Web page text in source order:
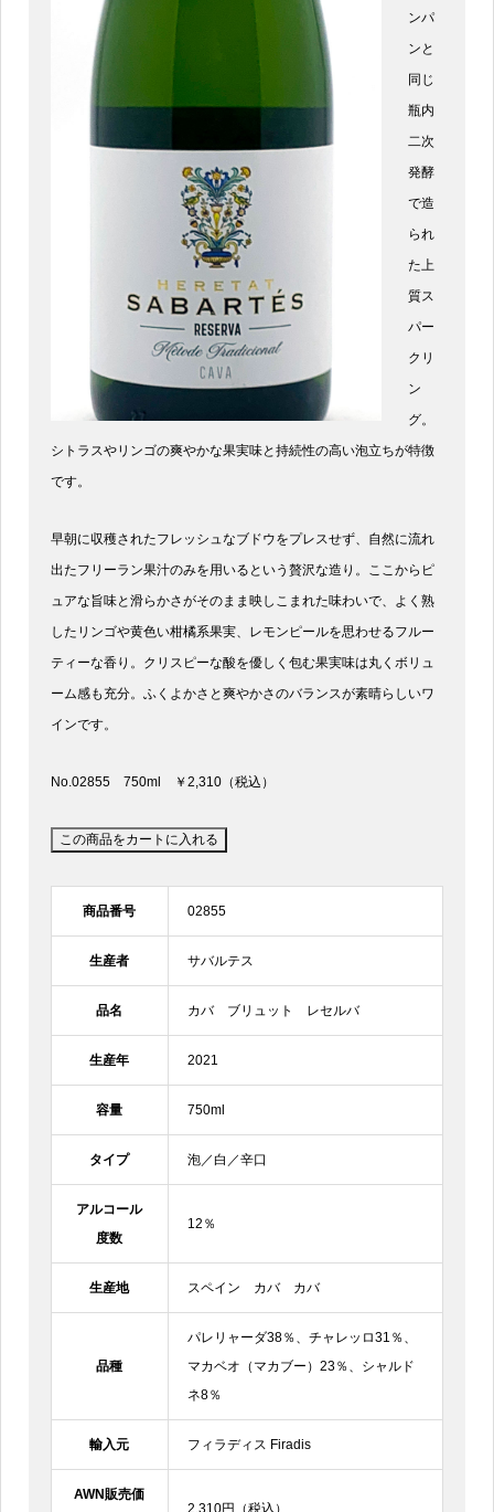
ンパ
ンと
同じ
瓶内
二次
発酵
で造
られ
た上
質ス
パー
クリ
ン
グ。
シトラスやリンゴの爽やかな果実味と持続性の高い泡立ちが特徴
です。
早朝に収穫されたフレッシュなブドウをプレスせず、自然に流れ
出たフリーラン果汁のみを用いるという贅沢な造り。ここからピ
ュアな旨味と滑らかさがそのまま映しこまれた味わいで、よく熟
したリンゴや黄色い柑橘系果実、レモンピールを思わせるフルー
ティーな香り。クリスピーな酸を優しく包む果実味は丸くボリュ
ーム感も充分。ふくよかさと爽やかさのバランスが素晴らしいワ
インです。
No.02855 750ml ￥2,310（税込）
商品番号 02855
生産者 サバルテス
品名 カバ ブリュット レセルバ
生産年 2021
容量 750ml
タイプ 泡／白／辛口
アルコール
度数
12％
生産地 スペイン カバ カバ
品種
パレリャーダ38％、チャレッロ31％、
マカベオ（マカブー）23％、シャルド
ネ8％
輸入元 フィラディス Firadis
AWN販売価
2,310円（税込）